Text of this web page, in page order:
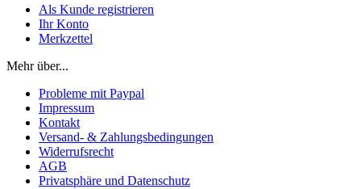
Als Kunde registrieren
Ihr Konto
Merkzettel
Mehr über...
Probleme mit Paypal
Impressum
Kontakt
Versand- & Zahlungsbedingungen
Widerrufsrecht
AGB
Privatsphäre und Datenschutz